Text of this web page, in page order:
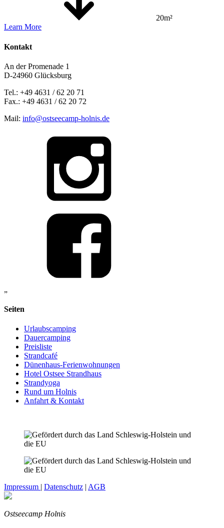
20m²
Learn More
Kontakt
An der Promenade 1
D-24960 Glücksburg
Tel.: +49 4631 / 62 20 71
Fax.: +49 4631 / 62 20 72
Mail: info@ostseecamp-holnis.de
„
Seiten
Urlaubscamping
Dauercamping
Preisliste
Strandcafé
Dünenhaus-Ferienwohnungen
Hotel Ostsee Strandhaus
Strandyoga
Rund um Holnis
Anfahrt & Kontakt
Impressum | Datenschutz | AGB
Ostseecamp Holnis